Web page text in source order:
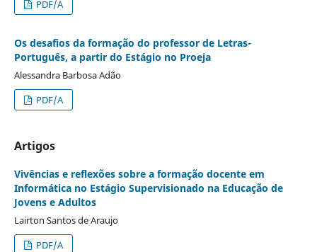
PDF/A
Os desafios da formação do professor de Letras-
Português, a partir do Estágio no Proeja
Alessandra Barbosa Adão
PDF/A
Artigos
Vivências e reflexões sobre a formação docente em
Informática no Estágio Supervisionado na Educação de
Jovens e Adultos
Lairton Santos de Araujo
PDF/A